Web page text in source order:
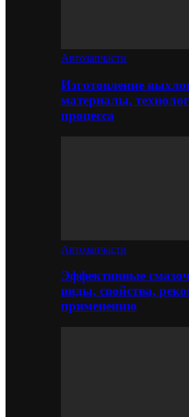
Автозапчасти
Изготовление
материалы,
процесса
Автозапчасти
Эффективные
виды, свойства,
применению